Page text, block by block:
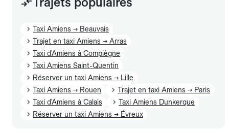
Taxi Amiens → Beauvais
Trajet en taxi Amiens → Arras
Taxi d'Amiens à Compiègne
Taxi Amiens Saint-Quentin
Réserver un taxi Amiens → Lille
Taxi Amiens → Rouen
Trajet en taxi Amiens → Paris
Taxi d'Amiens à Calais
Taxi Amiens Dunkerque
Réserver un taxi Amiens → Évreux